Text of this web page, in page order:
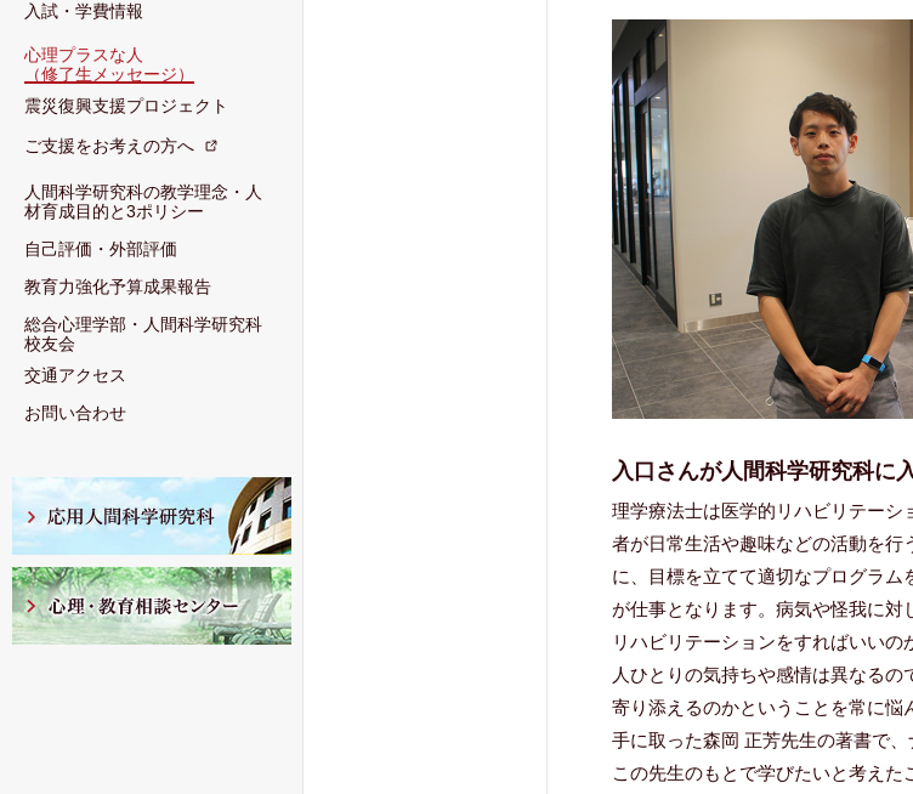
入試・学費情報
心理プラスな人
（修了生メッセージ）
震災復興支援プロジェクト
ご支援をお考えの方へ
人間科学研究科の教学理念・人
材育成目的と3ポリシー
自己評価・外部評価
教育力強化予算成果報告
総合心理学部・人間科学研究科
校友会
交通アクセス
お問い合わせ
入口さんが人間科学研究科に
理学療法士は医学的リハビリテーシ
者が日常生活や趣味などの活動を行
に、目標を立てて適切なプログラム
が仕事となります。病気や怪我に
リハビリテーションをすればいい
人ひとりの気持ちや感情は異なるの
寄り添えるのかということを常に悩
手に取った森岡 正芳先生の著書で
この先生のもとで学びたいと考え